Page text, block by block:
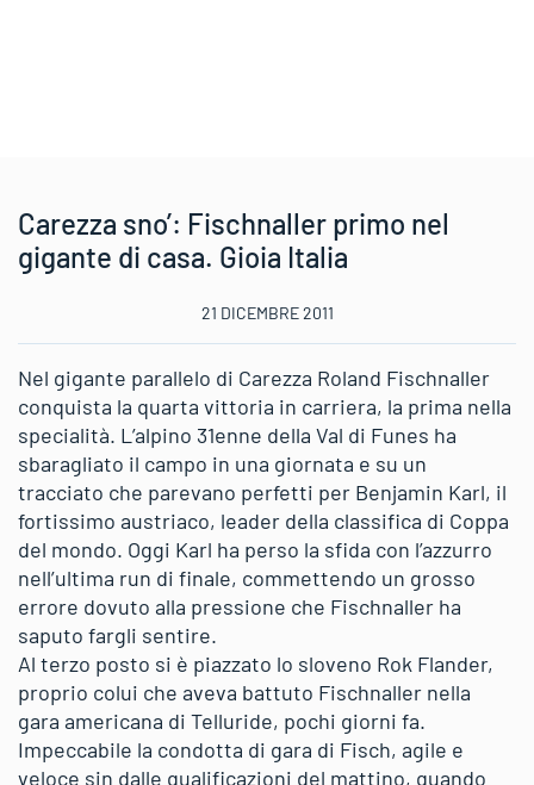
Carezza sno’: Fischnaller primo nel
gigante di casa. Gioia Italia
21 DICEMBRE 2011
Nel gigante parallelo di Carezza Roland Fischnaller
conquista la quarta vittoria in carriera, la prima nella
specialità. L’alpino 31enne della Val di Funes ha
sbaragliato il campo in una giornata e su un
tracciato che parevano perfetti per Benjamin Karl, il
fortissimo austriaco, leader della classifica di Coppa
del mondo. Oggi Karl ha perso la sfida con l’azzurro
nell’ultima run di finale, commettendo un grosso
errore dovuto alla pressione che Fischnaller ha
saputo fargli sentire.
Al terzo posto si è piazzato lo sloveno Rok Flander,
proprio colui che aveva battuto Fischnaller nella
gara americana di Telluride, pochi giorni fa.
Impeccabile la condotta di gara di Fisch, agile e
veloce sin dalle qualificazioni del mattino, quando